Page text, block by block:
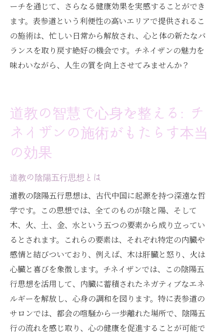
ーチを通じて、さらなる健康効果を実感することができ
ます。表参道という利便性の高いエリアで提供されるこ
の施術は、忙しい日常から解放され、心と体の新たなバ
ランスを取り戻す絶好の機会です。チネイザンの魅力を
味わいながら、人生の質を向上させてみませんか？
道教の智慧で心身を整える: チ
ネイザンの施術がもたらす本当
の効果
道教の陰陽五行思想とは
道教の陰陽五行思想は、古代中国に起源を持つ深遠な哲
学です。この思想では、全てのものが陰と陽、そして
木、火、土、金、水という五つの要素から成り立ってい
るとされます。これらの要素は、それぞれ特定の内臓や
感情と結びついており、例えば、木は肝臓と怒り、火は
心臓と喜びを象徴します。チネイザンでは、この陰陽五
行思想を活用して、内臓に蓄積されたネガティブなエネ
ルギーを解放し、心身の調和を図ります。特に表参道の
サロンでは、都会の喧騒から一歩離れた場所で、陰陽五
行の流れを感じ取り、心の健康を促進することが可能で